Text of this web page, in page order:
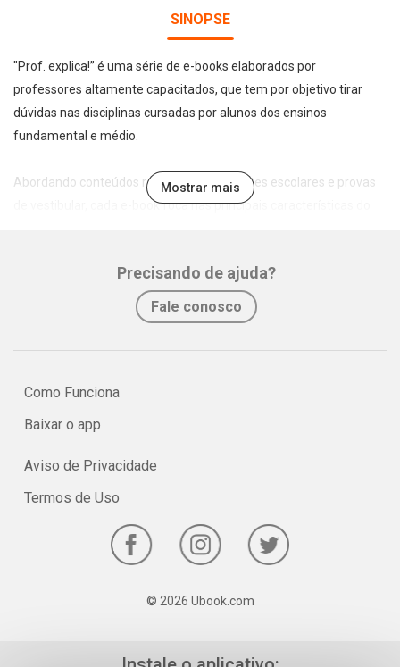
SINOPSE
"Prof. explica!” é uma série de e-books elaborados por
professores altamente capacitados, que tem por objetivo tirar
dúvidas nas disciplinas cursadas por alunos dos ensinos
fundamental e médio.
Abordando conteúdos recorrentes em testes escolares e provas
de vestibular, cada e-book foca nas principais características do
No e-book "Prof. explica!” Artes para o 6º ano vamos refletir sobre
Mostrar mais
Precisando de ajuda?
Fale conosco
Como Funciona
Baixar o app
Aviso de Privacidade
Termos de Uso
© 2026 Ubook.com